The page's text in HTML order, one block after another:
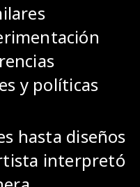
y políticas
hasta diseños
interpretó